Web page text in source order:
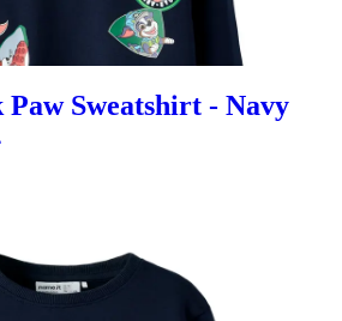
Sweatshirt - Navy